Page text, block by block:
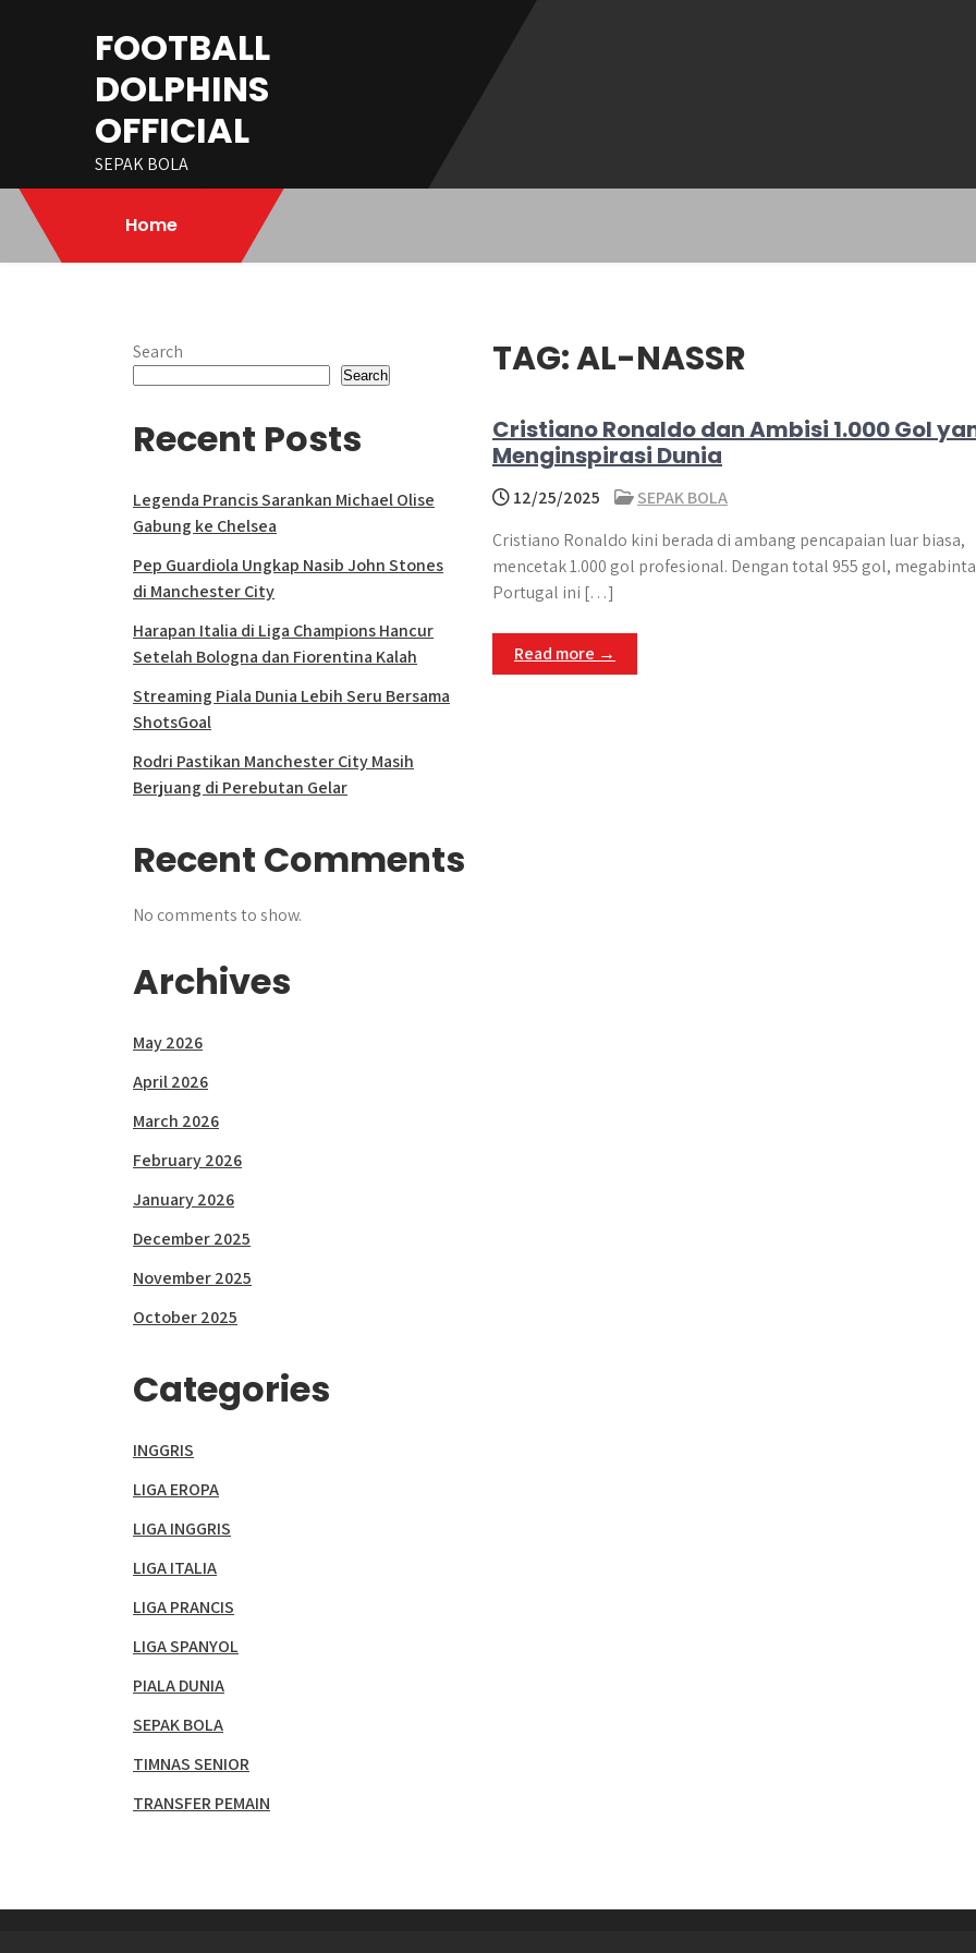
FOOTBALL
DOLPHINS
OFFICIAL
SEPAK BOLA
Home
TAG:AL-NASSR
Cristiano Ronaldo dan Ambisi 1.000 Gol
Menginspirasi Dunia
12/25/2025
SEPAK BOLA
Cristiano Ronaldo kini berada di ambang pencapaian luar biasa,
mencetak 1.000 gol profesional. Dengan total 955 gol,
Portugal ini […]
Read more →
Search
Search
Recent Posts
Legenda Prancis Sarankan Michael Olise
Gabung ke Chelsea
Pep Guardiola Ungkap Nasib John Stones
di Manchester City
Harapan Italia di Liga Champions Hancur
Setelah Bologna dan Fiorentina Kalah
Streaming Piala Dunia Lebih Seru Bersama
ShotsGoal
Rodri Pastikan Manchester City Masih
Berjuang di Perebutan Gelar
Recent Comments
No comments to show.
Archives
May 2026
April 2026
March 2026
February 2026
January 2026
December 2025
November 2025
October 2025
Categories
INGGRIS
LIGA EROPA
LIGA INGGRIS
LIGA ITALIA
LIGA PRANCIS
LIGA SPANYOL
PIALA DUNIA
SEPAK BOLA
TIMNAS SENIOR
TRANSFER PEMAIN